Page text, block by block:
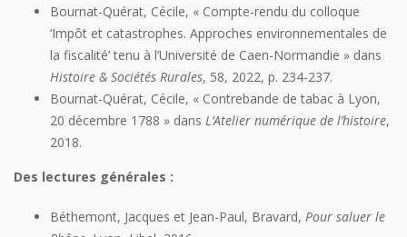
Bournat-Quérat, Cécile, « Compte-rendu du colloque
‘Impôt et catastrophes. Approches environnementales de
la fiscalité’ tenu à l’Université de Caen-Normandie » dans
Histoire & Sociétés Rurales, 58, 2022, p. 234-237.
Bournat-Quérat, Cécile, « Contrebande de tabac à Lyon,
20 décembre 1788 » dans L’Atelier numérique de l’histoire,
2018.
Des lectures générales :
Béthemont, Jacques et Jean-Paul, Bravard, Pour saluer le